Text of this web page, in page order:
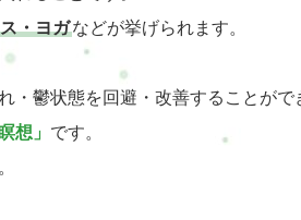
・ヨガなどが挙げられます。
・鬱状態を回避・改善することがで
想」 です。